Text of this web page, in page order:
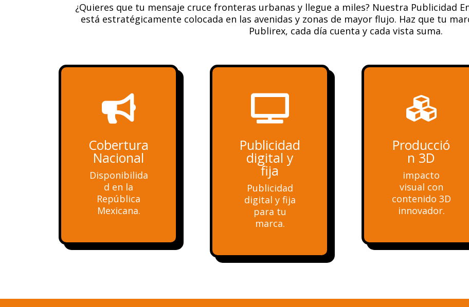
¿Quieres que tu mensaje cruce fronteras urbanas y llegue a miles? Nuestra Publicidad
está estratégicamente colocada en las avenidas y zonas de mayor flujo. Haz que tu
Publirex, cada día cuenta y cada vista suma.

Cobertura
Nacional
Disponibilida
d en la
República
Mexicana.

Publicidad
digital y
fija
Publicidad
digital y fija
para tu
marca.

Producció
n 3D
impacto
visual con
contenido 3D
innovador.